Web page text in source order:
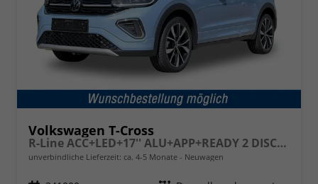
Volkswagen T-Cross
R-Line ACC+LED+17'' ALU+APP+READY 2 DISCOVER
unverbindliche Lieferzeit: ca. 4-5 Monate Neuwagen